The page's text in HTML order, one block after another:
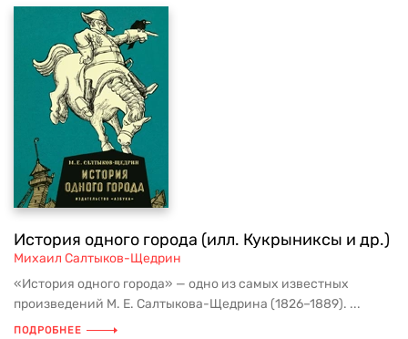
История одного города (илл. Кукрыниксы и др.)
Михаил Салтыков-Щедрин
«История одного города» — одно из самых известных
произведений М. Е. Салтыкова-Щедрина (1826–1889). ...
ПОДРОБНЕЕ